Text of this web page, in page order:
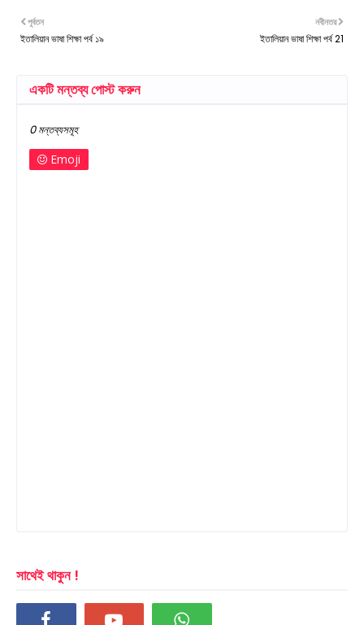
নবীনতর
ইতালিয়ান ভাষা শিক্ষা পর্ব 21
পূর্বতন
ইতালিয়ান ভাষা শিক্ষা পর্ব ১৯
একটি মন্তব্য পোস্ট করুন
0 মন্তব্যসমূহ
Emoji
সাথেই থাকুন !